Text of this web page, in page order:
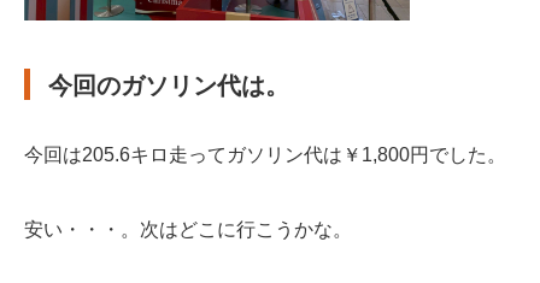
今回のガソリン代は。
今回は205.6キロ走ってガソリン代は￥1,800円でした。
安い・・・。次はどこに行こうかな。